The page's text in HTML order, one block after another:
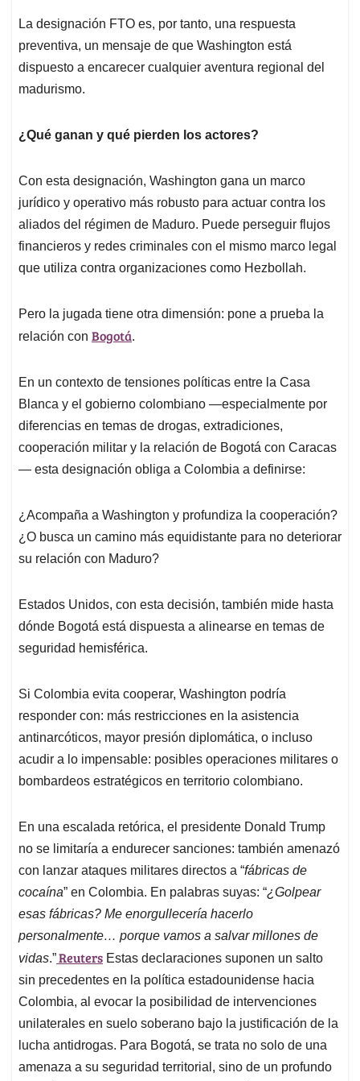
La designación FTO es, por tanto, una respuesta
preventiva, un mensaje de que Washington está
dispuesto a encarecer cualquier aventura regional del
madurismo.
¿Qué ganan y qué pierden los actores?
Con esta designación, Washington gana un marco
jurídico y operativo más robusto para actuar contra los
aliados del régimen de Maduro. Puede perseguir flujos
financieros y redes criminales con el mismo marco legal
que utiliza contra organizaciones como Hezbollah.
Pero la jugada tiene otra dimensión: pone a prueba la
relación con Bogotá.
En un contexto de tensiones políticas entre la Casa
Blanca y el gobierno colombiano —especialmente por
diferencias en temas de drogas, extradiciones,
cooperación militar y la relación de Bogotá con Caracas
— esta designación obliga a Colombia a definirse:
¿Acompaña a Washington y profundiza la cooperación?
¿O busca un camino más equidistante para no deteriorar
su relación con Maduro?
Estados Unidos, con esta decisión, también mide hasta
dónde Bogotá está dispuesta a alinearse en temas de
seguridad hemisférica.
Si Colombia evita cooperar, Washington podría
responder con: más restricciones en la asistencia
antinarcóticos, mayor presión diplomática, o incluso
acudir a lo impensable: posibles operaciones militares o
bombardeos estratégicos en territorio colombiano.
En una escalada retórica, el presidente Donald Trump
no se limitaría a endurecer sanciones: también amenazó
con lanzar ataques militares directos a “fábricas de
cocaína” en Colombia. En palabras suyas: “¿Golpear
esas fábricas? Me enorgullecería hacerlo
personalmente… porque vamos a salvar millones de
vidas.”Reuters Estas declaraciones suponen un salto
sin precedentes en la política estadounidense hacia
Colombia, al evocar la posibilidad de intervenciones
unilaterales en suelo soberano bajo la justificación de la
lucha antidrogas. Para Bogotá, se trata no solo de una
amenaza a su seguridad territorial, sino de un profundo